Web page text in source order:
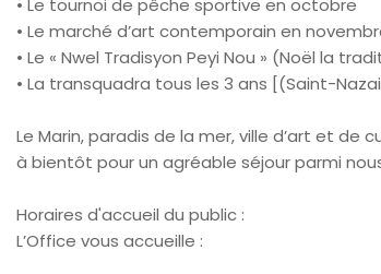
• Le tournoi de pêche sportive en octobre
• Le marché d’art contemporain en
• Le « Nwel Tradisyon Peyi Nou » (Noël la
• La transquadra tous les 3 ans [(Saint-
Le Marin, paradis de la mer, ville d’art et de
à bientôt pour un agréable séjour parmi
Horaires d'accueil du public :
L’Office vous accueille :